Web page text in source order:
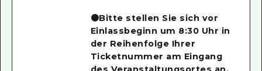
●Bitte stellen Sie sich vor
Einlassbeginn um 8:30 Uhr in
der Reihenfolge Ihrer
Ticketnummer am Eingang